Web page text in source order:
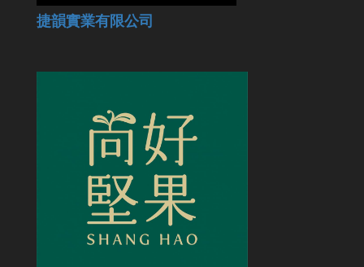
捷韻實業有限公司